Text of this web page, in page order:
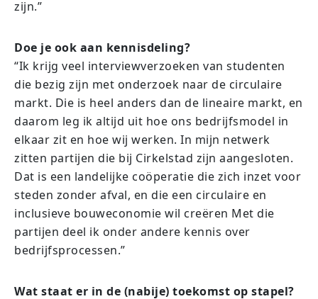
zijn.”
Doe je ook aan kennisdeling?
“Ik krijg veel interviewverzoeken van studenten
die bezig zijn met onderzoek naar de circulaire
markt. Die is heel anders dan de lineaire markt, en
daarom leg ik altijd uit hoe ons bedrijfsmodel in
elkaar zit en hoe wij werken. In mijn netwerk
zitten partijen die bij Cirkelstad zijn aangesloten.
Dat is een landelijke coöperatie die zich inzet voor
steden zonder afval, en die een circulaire en
inclusieve bouweconomie wil creëren Met die
partijen deel ik onder andere kennis over
bedrijfsprocessen.”
Wat staat er in de (nabije) toekomst op stapel?